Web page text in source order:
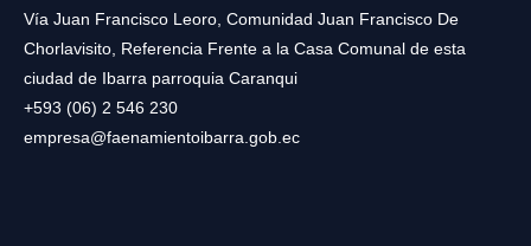
Vía Juan Francisco Leoro, Comunidad Juan Francisco De
Chorlavisito, Referencia Frente a la Casa Comunal de esta
ciudad de Ibarra parroquia Caranqui
+593 (06) 2 546 230
empresa@faenamientoibarra.gob.ec